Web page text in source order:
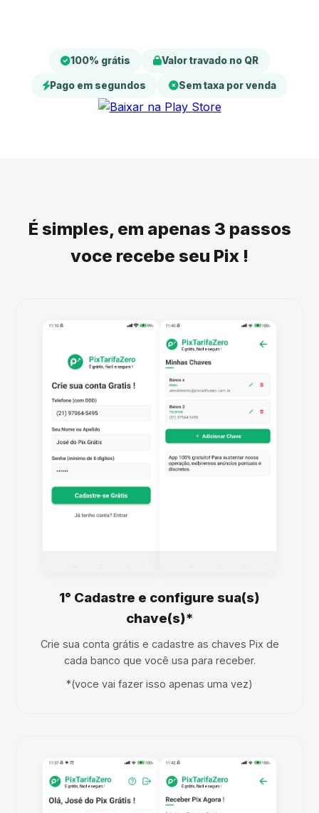
100% grátis Valor travado no QR
Pago em segundos Sem taxa por venda
É simples, em apenas 3 passos
voce recebe seu Pix !
1° Cadastre e configure sua(s)
chave(s)*
Crie sua conta grátis e cadastre as chaves Pix de
cada banco que você usa para receber.
*(voce vai fazer isso apenas uma vez)